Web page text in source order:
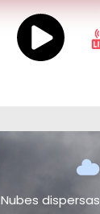
Nubes dispersas